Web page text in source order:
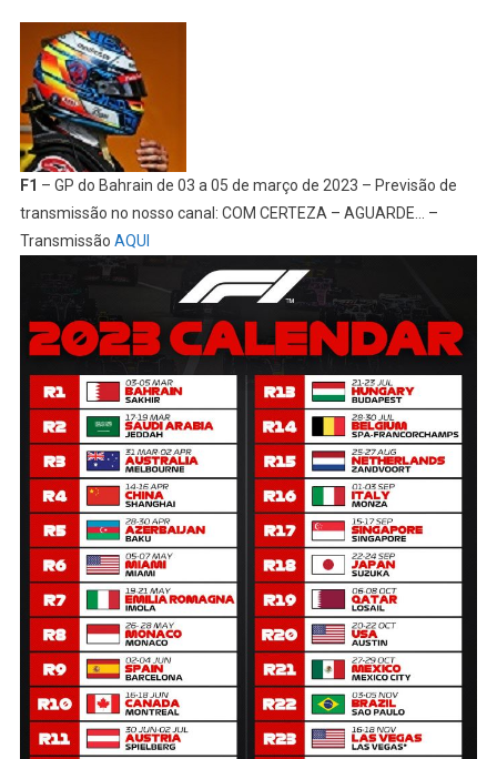
F1 – GP do Bahrain de 03 a 05 de março de 2023 – Previsão de
transmissão no nosso canal: COM CERTEZA – AGUARDE… –
Transmissão AQUI